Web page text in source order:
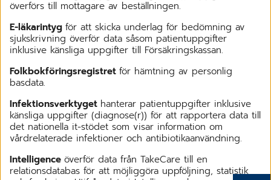
överförs till mottagare av beställningen.
E-läkarintyg för att skicka underlag för bedömning av
sjukskrivning överför data såsom patientuppgifter
inklusive känsliga uppgifter till Försäkringskassan.
Folkbokföringsregistret för hämtning av personlig
basdata.
Infektionsverktyget hanterar patientuppgifter inklusive
känsliga uppgifter (diagnose(r)) för att rapportera data till
det nationella it-stödet som visar information om
vårdrelaterade infektioner och antibiotikaanvändning.
Intelligence överför data från TakeCare till en
relationsdatabas för att möjliggöra uppföljning, statistik